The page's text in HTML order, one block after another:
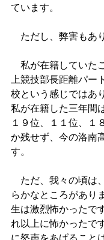
ています。
ただし、弊害もあ
私が在籍していた
上競技部長距離パー
校という感じではあ
私が在籍した三年間
１９位、１１位、１
か残せず、今の洛南
す。
ただ、我々の頃は
らかなところがあり
生は激烈怖かったで
れ以上に怖かったで